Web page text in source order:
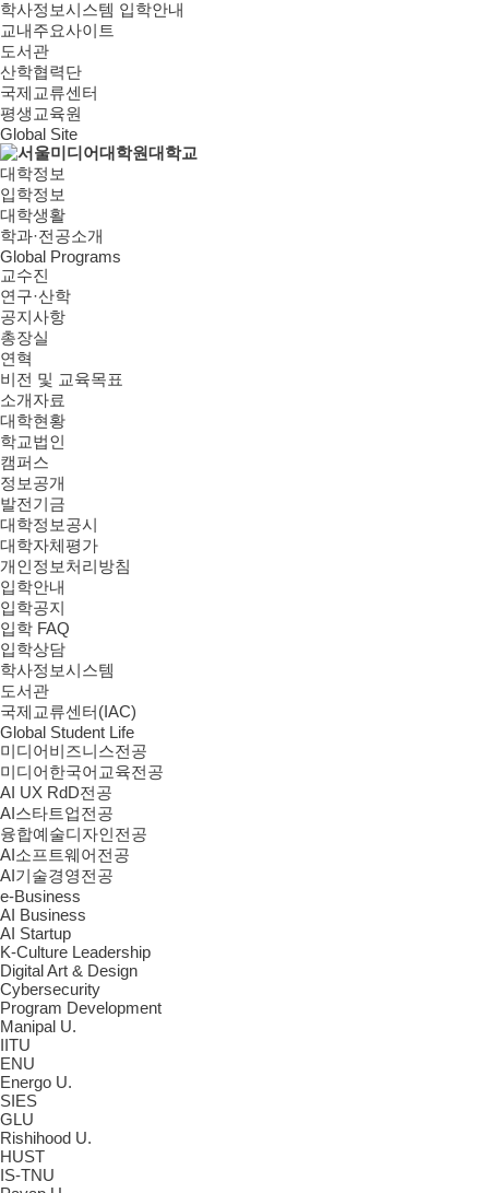
학사정보시스템 입학안내
교내주요사이트
도서관
산학협력단
국제교류센터
평생교육원
Global Site
대학정보
입학정보
대학생활
학과·전공소개
Global Programs
교수진
연구·산학
공지사항
총장실
연혁
비전 및 교육목표
소개자료
대학현황
학교법인
캠퍼스
정보공개
발전기금
대학정보공시
대학자체평가
개인정보처리방침
입학안내
입학공지
입학 FAQ
입학상담
학사정보시스템
도서관
국제교류센터(IAC)
Global Student Life
미디어비즈니스전공
미디어한국어교육전공
AI UX RdD전공
AI스타트업전공
융합예술디자인전공
AI소프트웨어전공
AI기술경영전공
e-Business
AI Business
AI Startup
K-Culture Leadership
Digital Art & Design
Cybersecurity
Program Development
Manipal U.
IITU
ENU
Energo U.
SIES
GLU
Rishihood U.
HUST
IS-TNU